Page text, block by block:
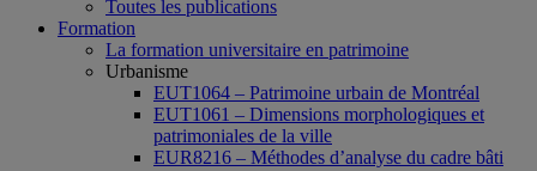
Toutes les publications
Formation
La formation universitaire en patrimoine
Urbanisme
EUT1064 – Patrimoine urbain de Montréal
EUT1061 – Dimensions morphologiques et
patrimoniales de la ville
EUR8216 – Méthodes d’analyse du cadre bâti